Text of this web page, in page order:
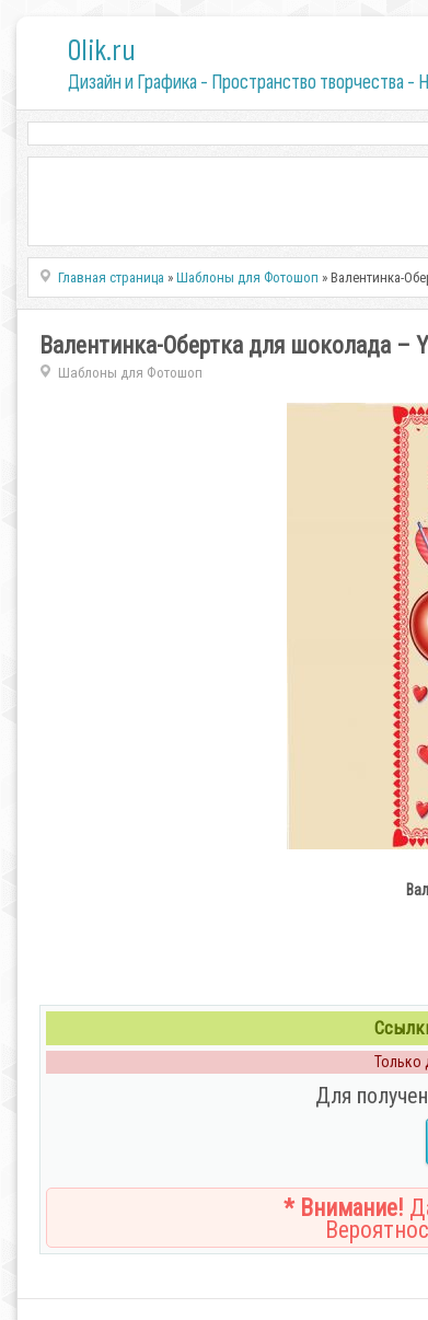
0lik.ru
Дизайн и Графика - Пространство творчества -
Главная страница »Шаблоны для Фотошоп » Валентинка-
Валентинка-Обертка для шоколада –
Шаблоны для Фотошоп
Только
Для
* Внимание!